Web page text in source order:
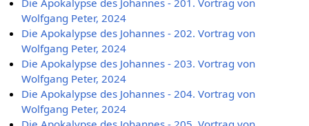
Die Apokalypse des Johannes - 201. Vortrag von
Wolfgang Peter, 2024
Die Apokalypse des Johannes - 202. Vortrag von
Wolfgang Peter, 2024
Die Apokalypse des Johannes - 203. Vortrag von
Wolfgang Peter, 2024
Die Apokalypse des Johannes - 204. Vortrag von
Wolfgang Peter, 2024